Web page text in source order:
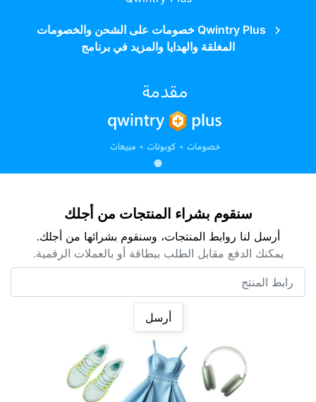
Qwintry Plus خصومات على الشحن والخصومات
المغلقة والهدايا والمزيد في برنامج
سنقوم بشراء المنتجات من أجلك
أرسل لنا روابط المنتجات، وسنقوم بشرائها من أجلك.
يمكنك الدفع مقابل الطلب ببطاقة أو بالعملات الرقمية.
أرسل